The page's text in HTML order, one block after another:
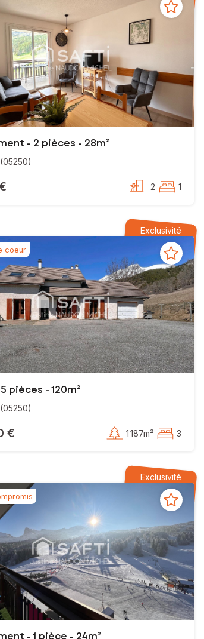
- 2 pièces - 28m²
(05250)
2 1
Exclusivité
coeur
pièces - 120m²
(05250)
€ 1 187m² 3
Exclusivité